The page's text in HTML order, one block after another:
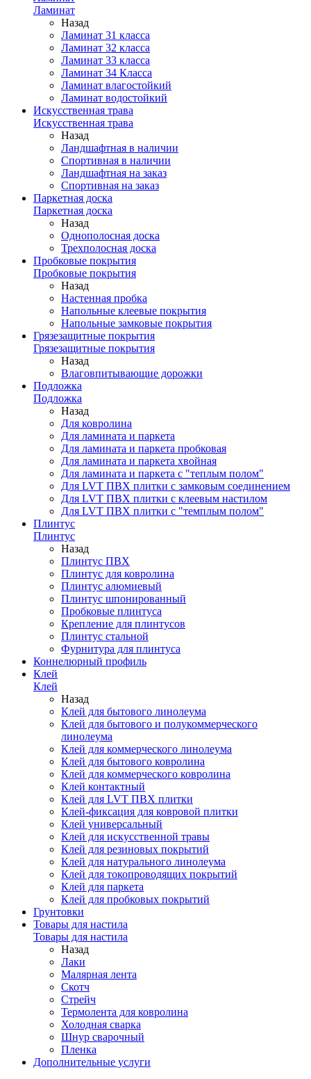
Ламинат
Назад
Ламинат 31 класса
Ламинат 32 класса
Ламинат 33 класса
Ламинат 34 Класса
Ламинат влагостойкий
Ламинат водостойкий
Искусственная трава
Искусственная трава
Назад
Ландшафтная в наличии
Спортивная в наличии
Ландшафтная на заказ
Спортивная на заказ
Паркетная доска
Паркетная доска
Назад
Однополосная доска
Трехполосная доска
Пробковые покрытия
Пробковые покрытия
Назад
Настенная пробка
Напольные клеевые покрытия
Напольные замковые покрытия
Грязезащитные покрытия
Грязезащитные покрытия
Назад
Влаговпитывающие дорожки
Подложка
Подложка
Назад
Для ковролина
Для ламината и паркета
Для ламината и паркета пробковая
Для ламината и паркета хвойная
Для ламината и паркета с "теплым полом"
Для LVT ПВХ плитки с замковым соединением
Для LVT ПВХ плитки с клеевым настилом
Для LVT ПВХ плитки с "темплым полом"
Плинтус
Плинтус
Назад
Плинтус ПВХ
Плинтус для ковролина
Плинтус алюмиевый
Плинтус шпонированный
Пробковые плинтуса
Крепление для плинтусов
Плинтус стальной
Фурнитура для плинтуса
Коннелюрный профиль
Клей
Клей
Назад
Клей для бытового линолеума
Клей для бытового и полукоммерческого
линолеума
Клей для коммерческого линолеума
Клей для бытового ковролина
Клей для коммерческого ковролина
Клей контактный
Клей для LVT ПВХ плитки
Клей-фиксация для ковровой плитки
Клей универсальный
Клей для искусственной травы
Клей для резиновых покрытий
Клей для натурального линолеума
Клей для токопроводящих покрытий
Клей для паркета
Клей для пробковых покрытий
Грунтовки
Товары для настила
Товары для настила
Назад
Лаки
Малярная лента
Скотч
Стрейч
Термолента для ковролина
Холодная сварка
Шнур сварочный
Пленка
Дополнительные услуги